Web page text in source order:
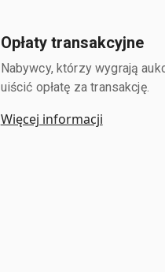
Opłaty transakcyjne
Nabywcy, którzy wygrają
uiścić opłatę za transakcję.
Więcej informacji